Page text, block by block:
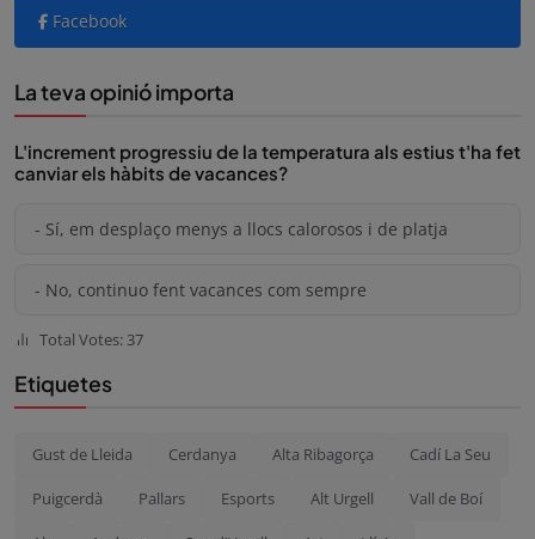
Facebook
La teva opinió importa
L'increment progressiu de la temperatura als estius t'ha fet
canviar els hàbits de vacances?
- Sí, em desplaço menys a llocs calorosos i de platja
- No, continuo fent vacances com sempre
Total Votes: 37
Etiquetes
Gust de Lleida Cerdanya Alta Ribagorça Cadí La Seu
Puigcerdà Pallars Esports Alt Urgell Vall de Boí